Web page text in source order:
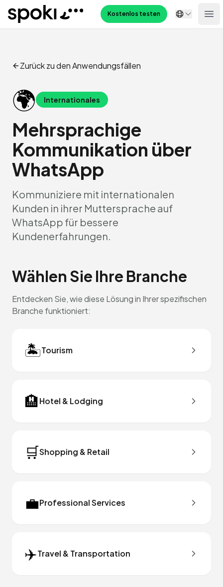
Spoki Kostenlos testen
Zurück zu den Anwendungsfällen
🌍 Internationales
Mehrsprachige
Kommunikation über
WhatsApp
Kommuniziere mit internationalen
Kunden in ihrer Muttersprache auf
WhatsApp für bessere
Kundenerfahrungen.
Wählen Sie Ihre Branche
Entdecken Sie, wie diese Lösung in Ihrer spezifischen
Branche funktioniert:
🏝️Tourism
🏨Hotel & Lodging
🛒Shopping & Retail
💼Professional Services
✈️Travel & Transportation